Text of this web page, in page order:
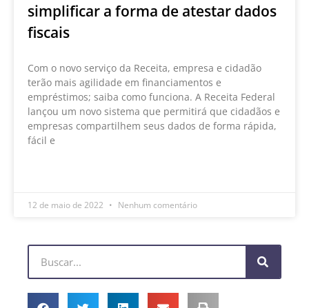
simplificar a forma de atestar dados
fiscais
Com o novo serviço da Receita, empresa e cidadão
terão mais agilidade em financiamentos e
empréstimos; saiba como funciona. A Receita Federal
lançou um novo sistema que permitirá que cidadãos e
empresas compartilhem seus dados de forma rápida,
fácil e
12 de maio de 2022 Nenhum comentário